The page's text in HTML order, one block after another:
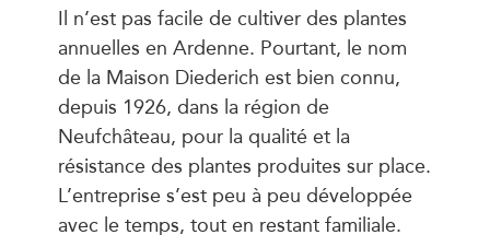
Il n’est pas facile de cultiver des plantes
annuelles en Ardenne. Pourtant, le nom
de la Maison Diederich est bien connu,
depuis 1926, dans la région de
Neufchâteau, pour la qualité et la
résistance des plantes produites sur place.
L’entreprise s’est peu à peu développée
avec le temps, tout en restant familiale.